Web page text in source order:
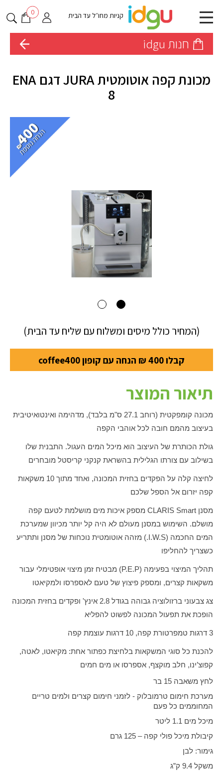
קניות מחו״ל עד הבית 0
חנות idgu
מכונת קפה אוטומטית JURA דגם ENA
8
(המחיר כולל מיסים ומשלוח עם שליח עד הבית)
קבלו 400 ₪ הנחה עם קופון coffee400
תיאור המוצר
מכונה קומפקטית (רוחב 27.1 ס"מ בלבד), מדהימה ואינטואיטיבית
בעיצוב מהמם חובה לכל אוהבי הקפה
גולת הכותרת של העיצוב הוא מיכל המים העגול. התבנית שלו
בשילוב עם צורתו הגלילית בהשראת קנקני קריסטל מובחרים
לחיצה קלה על הפקדים בחזית המכונה, ואחד מתוך 10 משקאות
קפה יזרום אל הספל שלכם
מסנן CLARIS Smart מספק איכות מים מושלמת לטעם קפה
מושלם. השימוש במסנן מעולם לא היה קל יותר מכיוון שמערכת
המים החכמה (I.W.S.) מזהה אוטומטית נוכחות של מסנן ותתריע
כשצריך להחליפו
תהליך המיצוי בפעימה (P.E.P) מבטיח זמן מיצוי אופטימלי עבור
משקאות קצרים, ומספק פיצוץ של טעם לאספרסו ולמקיאטו
צג צבעוני ברזולוציה גבוהה בגודל 2.8 אינץ' ופקדים בחזית המכונה
הופכת את תפעול המכונה לפשוט להפליא
3 דרגות טמפרטורת קפה, 10 דרגות עוצמת קפה
להכנת כל סוגי המשקאות בלחיצת כפתור אחת: מקיאטו, לאטה,
קפוצ’ינו, חלב מוקצף, אספרסו או מים חמים
לחץ משאבה 15 בר
מערכת חימום טרמובלוק - לזמני חימום קצרים ולמים טריים
המחוממים כל פעם
מיכל מים 1.1 ליטר
קיבולת מיכל פולי קפה – 125 גרם
גימור: לבן
משקל 9.4 ק”ג